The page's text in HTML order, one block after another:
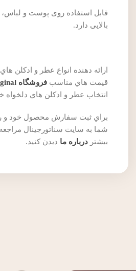
قابل استفاده روی پوست و لباس،
بالایی دارد.
ارائه دهنده انواع عطر و ادکلن
قيمت هاي مناسب فروشگاه Senatorginal
انتخاب عطر و ادکلن هاي
براي ثبت سفارش محصول خود و
شما به سايت سناتورجينال
بيشتر درباره ما ديدن کنيد.